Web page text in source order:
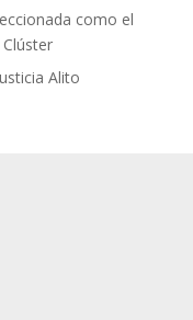
como el
Alito